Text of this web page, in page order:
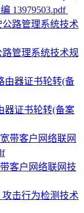
13979503.pdf
路管理系统技术规
器证书轮转(备案
客户网络联网技